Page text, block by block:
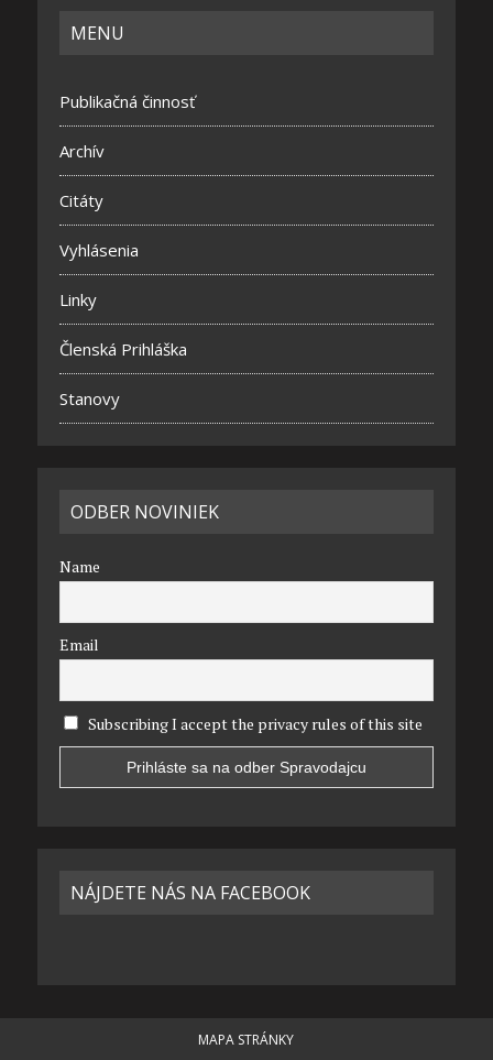
MENU
Publikačná činnosť
Archív
Citáty
Vyhlásenia
Linky
Členská Prihláška
Stanovy
ODBER NOVINIEK
Name
Email
Subscribing I accept the privacy rules of this site
NÁJDETE NÁS NA FACEBOOK
MAPA STRÁNKY